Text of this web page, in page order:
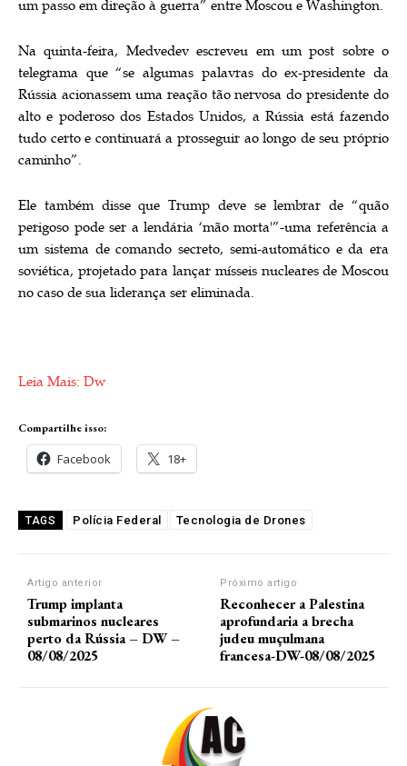
um passo em direção à guerra” entre Moscou e Washington.
Na quinta-feira, Medvedev escreveu em um post sobre o
telegrama que “se algumas palavras do ex-presidente da
Rússia acionassem uma reação tão nervosa do presidente do
alto e poderoso dos Estados Unidos, a Rússia está fazendo
tudo certo e continuará a prosseguir ao longo de seu próprio
caminho”.
Ele também disse que Trump deve se lembrar de “quão
perigoso pode ser a lendária ‘mão morta'”-uma referência a
um sistema de comando secreto, semi-automático e da era
soviética, projetado para lançar mísseis nucleares de Moscou
no caso de sua liderança ser eliminada.
Leia Mais: Dw
Compartilhe isso:
Facebook 18+
TAGS Polícia Federal Tecnologia de Drones
Artigo anterior
Trump implanta
submarinos nucleares
perto da Rússia – DW –
08/08/2025
Próximo artigo
Reconhecer a Palestina
aprofundaria a brecha
judeu muçulmana
francesa-DW-08/08/2025